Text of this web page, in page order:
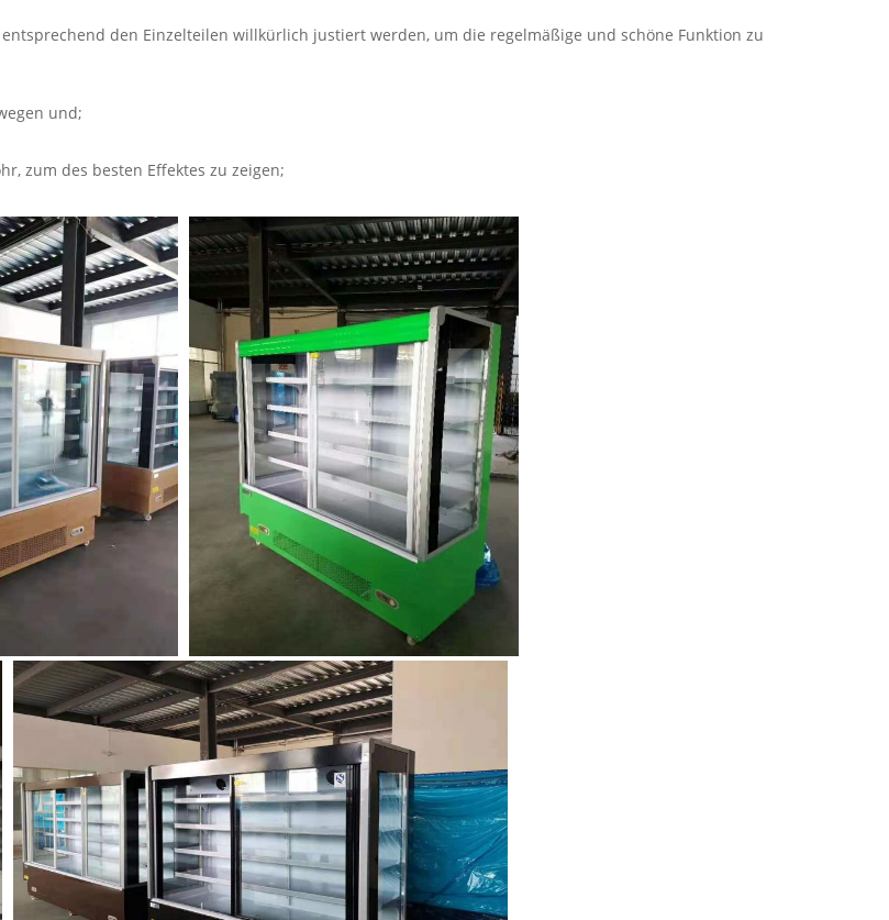
Hinterlass eine Nachricht
rufen Sie bald zurück!
den Einzelteilen willkürlich justiert werden, um die regelmäßige und schöne Funktion zu
und;
zum des besten Effektes zu zeigen;